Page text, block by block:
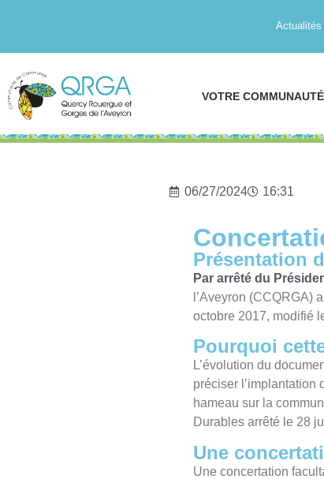
Actualités
VOTRE COMMUNAUTÉ
06/27/2024 16:31
Présentation
Par arrêté du
l’Aveyron (CCQRGA)
octobre 2017, modifié
Pourquoi
L’évolution du
préciser l’implantation
hameau sur la
Durables arrêté le 28
Une
Une concertation